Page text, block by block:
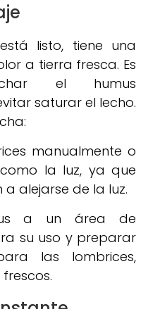
listo, tiene una
a tierra fresca. Es
el humus
saturar el lecho.
manualmente o
la luz, ya que
alejarse de la luz.
a un área de
su uso y preparar
las lombrices,